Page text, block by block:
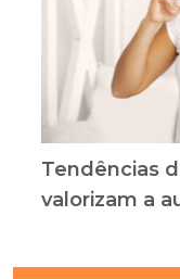
Tendências
valorizam a